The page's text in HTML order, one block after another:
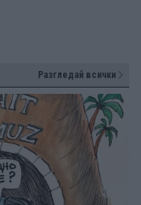
Разгледай всички